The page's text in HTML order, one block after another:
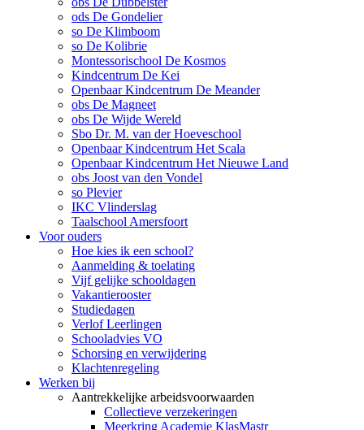
ods De Gondelier
so De Klimboom
so De Kolibrie
Montessorischool De Kosmos
Kindcentrum De Kei
Openbaar Kindcentrum De Meander
obs De Magneet
obs De Wijde Wereld
Sbo Dr. M. van der Hoeveschool
Openbaar Kindcentrum Het Scala
Openbaar Kindcentrum Het Nieuwe Land
obs Joost van den Vondel
so Plevier
IKC Vlinderslag
Taalschool Amersfoort
Voor ouders
Hoe kies ik een school?
Aanmelding & toelating
Vijf gelijke schooldagen
Vakantierooster
Studiedagen
Verlof Leerlingen
Schooladvies VO
Schorsing en verwijdering
Klachtenregeling
Werken bij
Aantrekkelijke arbeidsvoorwaarden
Collectieve verzekeringen
Meerkring Academie KlasMastr